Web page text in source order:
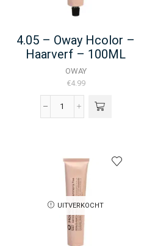
4.05 – Oway Hcolor –
Haarverf – 100ML
OWAY
€4.99
4.05
-
Haarverf
100ML
aantal
UITVERKOCHT